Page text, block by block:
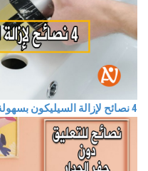
4 نصائح لإزالة السيليكون بسهولة